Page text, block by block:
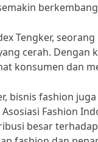
Tengker,
cerah. Dengan
konsumen dan
bisnis fashion
Fashion
besar